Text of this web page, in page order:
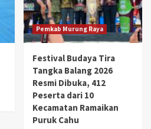
Pemkab Murung Raya
Festival Budaya Tira
Tangka Balang 2026
Resmi Dibuka, 412
Peserta dari 10
Kecamatan Ramaikan
Puruk Cahu